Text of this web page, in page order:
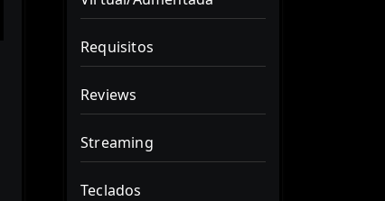
Requisitos
Reviews
Streaming
Teclados